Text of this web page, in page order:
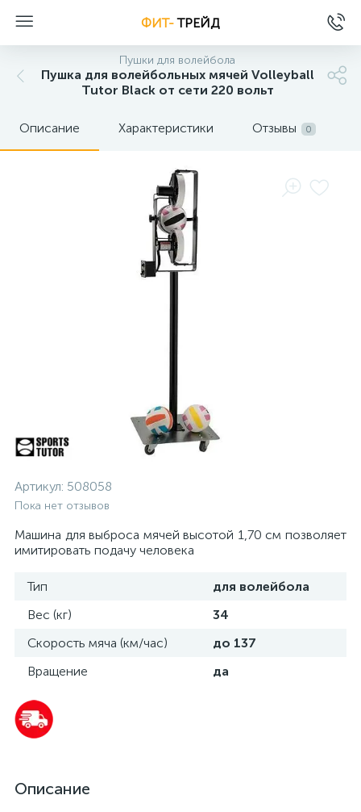
ФИТ-ТРЕЙД
Пушки для волейбола
Пушка для волейбольных мячей Volleyball
Tutor Black от сети 220 вольт
Описание Характеристики Отзывы 0
Артикул: 508058
Пока нет отзывов
Машина для выброса мячей высотой 1,70 см позволяет
имитировать подачу человека
Тип
для волейбола
Вес (кг)
34
Скорость мяча (км/час)
до 137
Вращение
да
Описание